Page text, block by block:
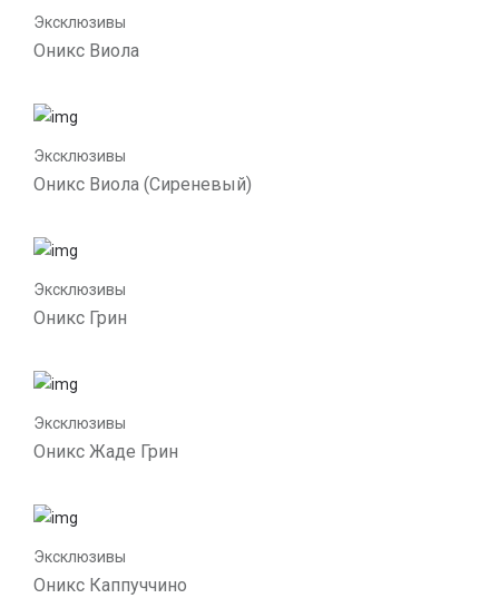
Эксклюзивы
Оникс Виола
Эксклюзивы
Оникс Виола (Сиреневый)
Эксклюзивы
Оникс Грин
Эксклюзивы
Оникс Жаде Грин
Эксклюзивы
Оникс Каппуччино